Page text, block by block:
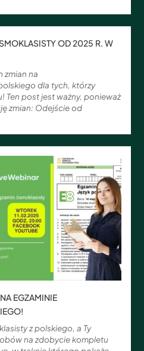
OD 2025 R. W
zmian na
dla tych, którzy
Ten post jest ważny, ponieważ
zmian: Odejście od
EGZAMINIE
z polskiego, a Ty
na zdobycie kompletu